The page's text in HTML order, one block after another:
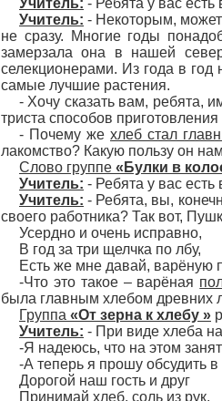
Учитель: - Ребята у вас есть
Учитель: - Некоторым, может
не сразу. Многие годы
замерзала она в нашей
селекционерами. Из года в
самые лучшие растения.
- Хочу сказать вам, ребята,
триста способов
- Почему же хлеб стал
лакомство? Какую пользу он
Слово группе «Булки в
Учитель: - Ребята у вас есть
Учитель: - Ребята, вы,
своего работника? Так вот,
Усердно и очень исправно,
В год за три щелчка по лбу,
Есть же мне давай, варёную
-Что это такое – варёная
была главным хлебом древних
Группа «От зерна к хлебу »
Учитель: - При виде хлеба
-Я надеюсь, что на этом
-А теперь я прошу обсудить
Дорогой наш гость и друг
Принимай хлеб, соль из рук.